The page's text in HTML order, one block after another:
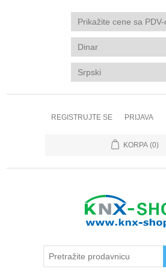
REGISTRUJTE SE PRIJAVA
KORPA (0)